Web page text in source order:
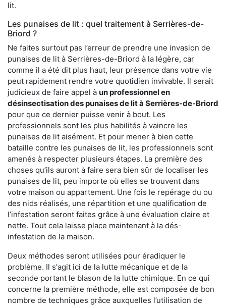
lit.
Les punaises de lit : quel traitement à Serrières-de-
Briord ?
Ne faites surtout pas l’erreur de prendre une invasion de
punaises de lit à Serrières-de-Briord à la légère, car
comme il a été dit plus haut, leur présence dans votre vie
peut rapidement rendre votre quotidien invivable. Il serait
judicieux de faire appel à un professionnel en
désinsectisation des punaises de lit à Serrières-de-Briord
pour que ce dernier puisse venir à bout. Les
professionnels sont les plus habilités à vaincre les
punaises de lit aisément. Et pour mener à bien cette
bataille contre les punaises de lit, les professionnels sont
amenés à respecter plusieurs étapes. La première des
choses qu’ils auront à faire sera bien sûr de localiser les
punaises de lit, peu importe où elles se trouvent dans
votre maison ou appartement. Une fois le repérage du ou
des nids réalisés, une répartition et une qualification de
l’infestation seront faites grâce à une évaluation claire et
nette. Tout cela laisse place maintenant à la dés-
infestation de la maison.
Deux méthodes seront utilisées pour éradiquer le
problème. Il s'agit ici de la lutte mécanique et de la
seconde portant le blason de la lutte chimique. En ce qui
concerne la première méthode, elle est composée de bon
nombre de techniques grâce auxquelles l’utilisation de